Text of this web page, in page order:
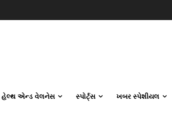
હેલ્થ એન્ડ વેલનેસ સ્પોર્ટ્સ ખબર સ્પેશીયલ